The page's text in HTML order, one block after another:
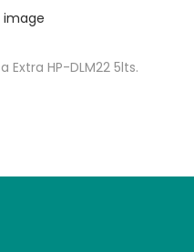
HP-DLM22 5lts.